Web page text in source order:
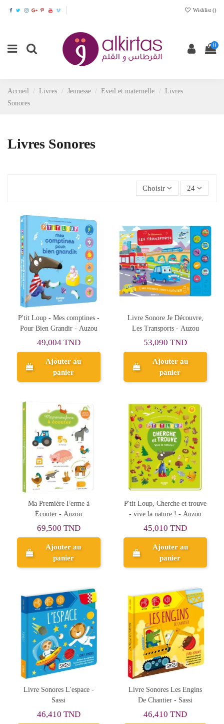
Wishlist ()
0
Accueil Livres Jeunesse Eveil et maternelle
Livres
Sonores
Livres Sonores
Choisir 24
P'tit Loup - Mes comptines -
Pour Bien Grandir - Auzou
49,004 TND
Ajouter au
panier
Livre Sonore Je Découvre,
Les Transports - Auzou
53,090 TND
Ajouter au
panier
Ma Première Ferme à
Écouter - Auzou
69,500 TND
Ajouter au
panier
P'tit Loup, Cherche et trouve
- vive la nature ! - Auzou
45,010 TND
Ajouter au
panier
Livre Sonores L'espace -
Sassi
46,410 TND
Livre Sonores Les Engins
De Chantier - Sassi
46,410 TND